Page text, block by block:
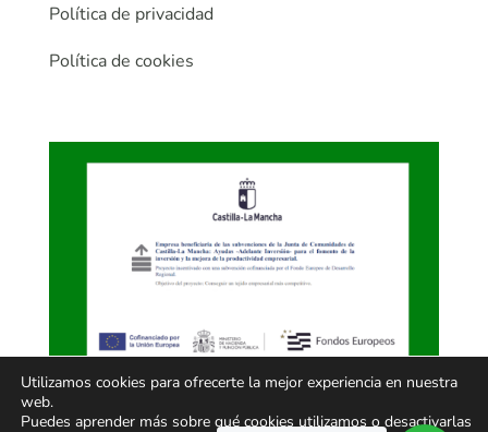
Política de privacidad
Política de cookies
Utilizamos cookies para ofrecerte la mejor experiencia en nuestra
web.
Puedes aprender más sobre qué cookies utilizamos o desactivarlas